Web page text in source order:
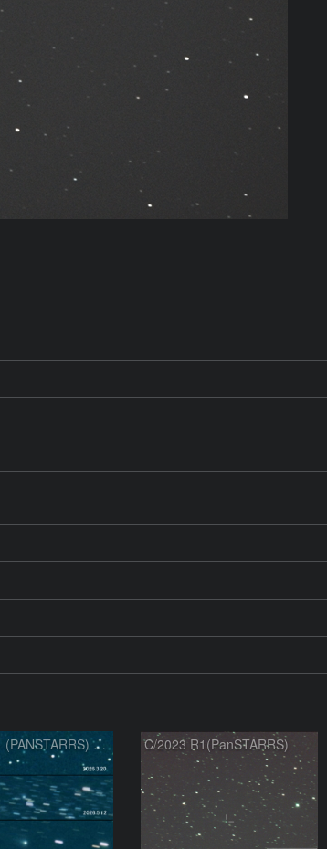
C/2023 R1 (PANSTARRS) の変化 C/2023 R1(PanSTARRS)